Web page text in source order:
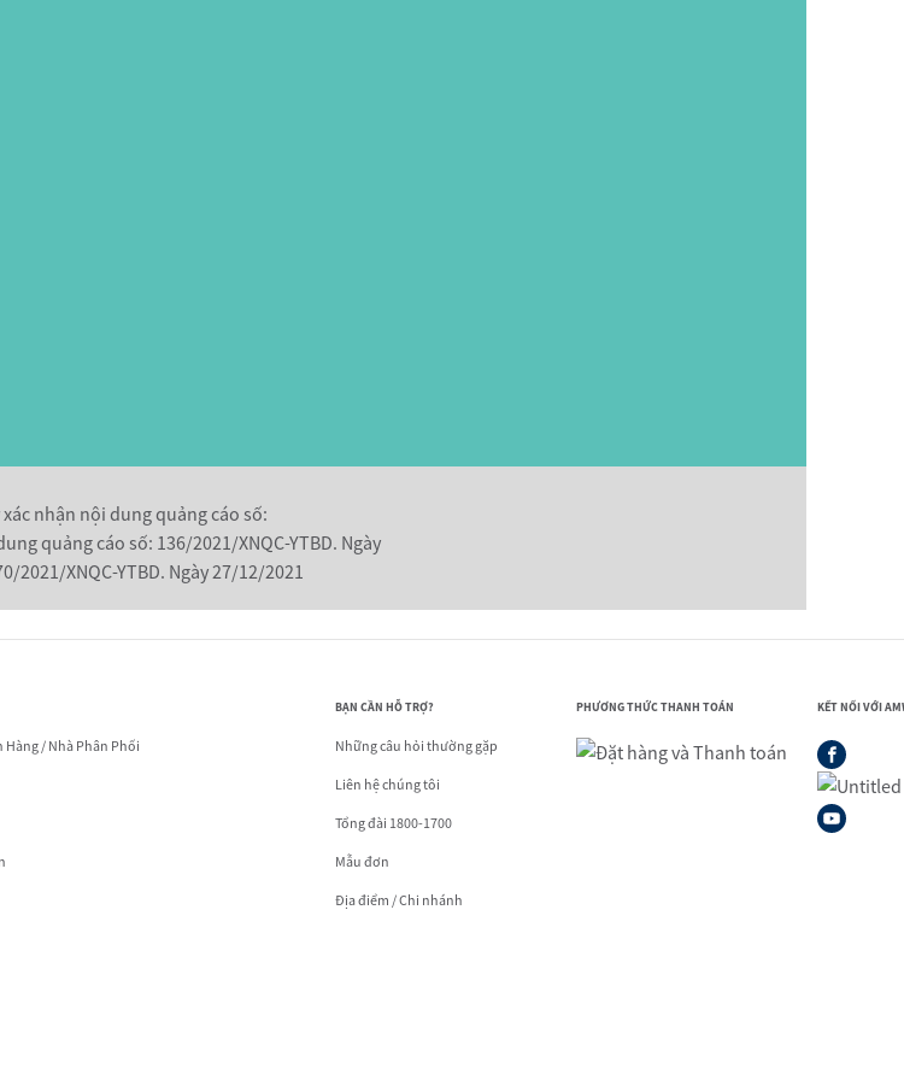
nhận nội dung quảng cáo số:
quảng cáo số: 136/2021/XNQC-YTBD. Ngày
2021/XNQC-YTBD. Ngày 27/12/2021
/ Nhà Phân Phối
BẠN CẦN HỖ TRỢ?
Những câu hỏi thường gặp
Liên hệ chúng tôi
Tổng đài 1800-1700
Mẫu đơn
Địa điểm / Chi nhánh
PHƯƠNG THỨC THANH TOÁN KẾT NỐI VỚI